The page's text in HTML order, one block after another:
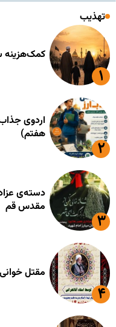
تهذیب
کمک‌هزینه
اردوی
هفتم)
دسته‌ی
مقدس قم
مقتل